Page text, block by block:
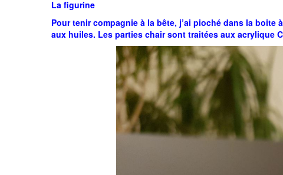
La figurine
Pour tenir compagnie à la bête, j’ai pioché dans la
aux huiles. Les parties chair sont traitées aux acrylique